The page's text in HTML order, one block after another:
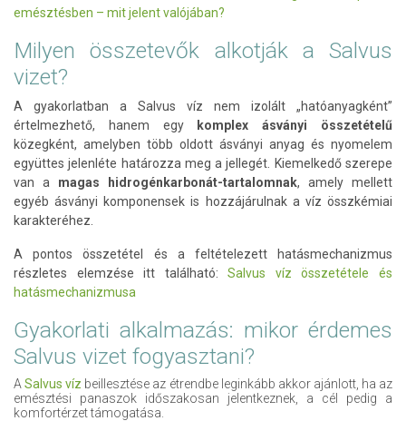
emésztésben – mit jelent valójában?
Milyen összetevők alkotják a Salvus
vizet?
A gyakorlatban a Salvus víz nem izolált „hatóanyagként”
értelmezhető, hanem egy
komplex ásványi összetételű
közegként, amelyben több oldott ásványi anyag és nyomelem
együttes jelenléte határozza meg a jellegét. Kiemelkedő szerepe
van a magas hidrogénkarbonát-tartalomnak, amely mellett
egyéb ásványi komponensek is hozzájárulnak a víz összkémiai
karakteréhez.
A pontos összetétel és a feltételezett hatásmechanizmus
részletes elemzése itt található:Salvus víz összetétele és
hatásmechanizmusa
Gyakorlati alkalmazás: mikor érdemes
Salvus vizet fogyasztani?
ASalvus víz beillesztése az étrendbe leginkább akkor ajánlott, ha az
emésztési panaszok időszakosan jelentkeznek, a cél pedig a
komfortérzet támogatása.